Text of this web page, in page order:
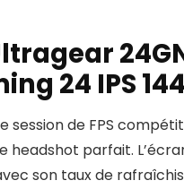
24 IPS
session de FPS
headshot parfait.
son taux de